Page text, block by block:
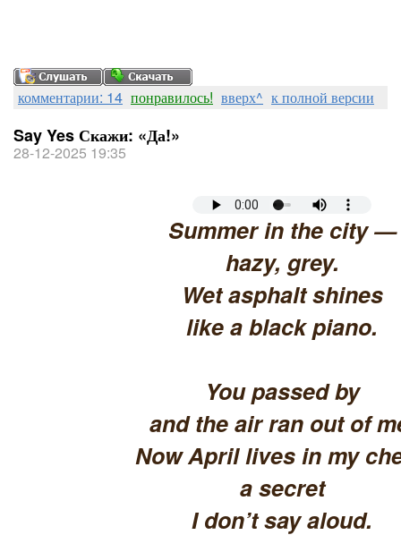
комментарии: 14 понравилось! вверх^ к полной версии
Say Yes Скажи: «Да!»
28-12-2025 19:35
Summer in the city —
hazy, grey.
Wet asphalt shines
like a black piano.
You passed by
and the air ran out of
Now April lives in my
a secret
I don’t say aloud.